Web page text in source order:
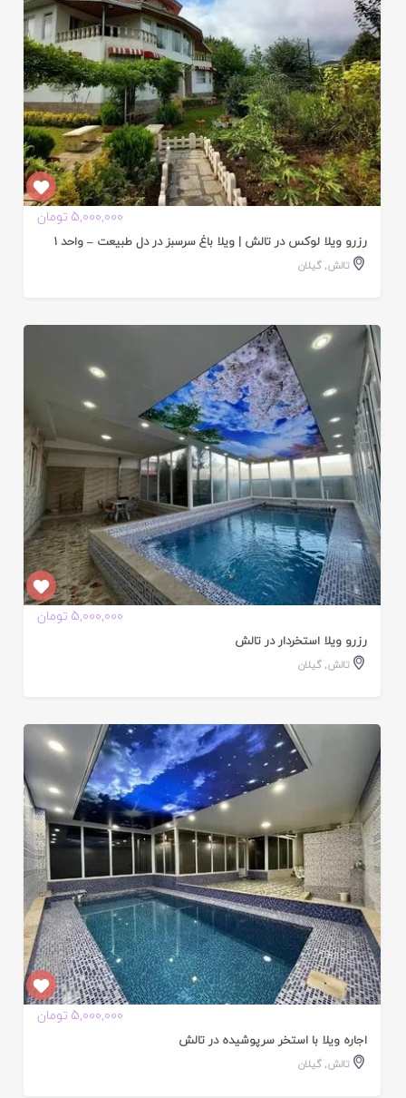
5,000,000 تومان
رزرو ویلا لوکس در تالش | ویلا باغ سرسبز در دل طبیعت – واحد ۱
تالش,گیلان
5,000,000 تومان
رزرو ویلا استخردار در تالش
تالش,گیلان
5,000,000 تومان
اجاره ویلا با استخر سرپوشیده در تالش
تالش,گیلان